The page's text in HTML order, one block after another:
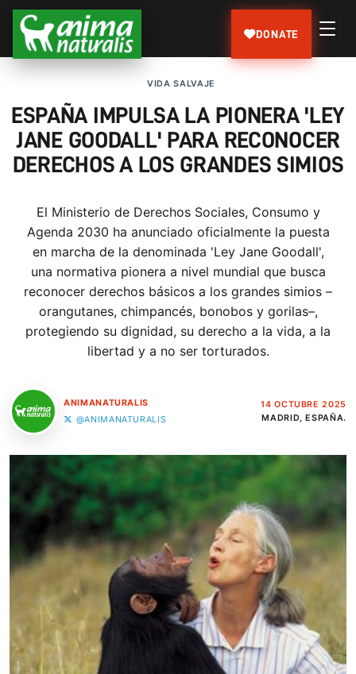
DONATE
VIDA SALVAJE
ESPAÑA IMPULSA LA PIONERA 'LEY
JANE GOODALL' PARA RECONOCER
DERECHOS A LOS GRANDES SIMIOS
El Ministerio de Derechos Sociales, Consumo y
Agenda 2030 ha anunciado oficialmente la puesta
en marcha de la denominada 'Ley Jane Goodall',
una normativa pionera a nivel mundial que busca
reconocer derechos básicos a los grandes simios –
orangutanes, chimpancés, bonobos y gorilas–,
protegiendo su dignidad, su derecho a la vida, a la
libertad y a no ser torturados.
ANIMANATURALIS
@ANIMANATURALIS
14 OCTUBRE 2025
MADRID, ESPAÑA.